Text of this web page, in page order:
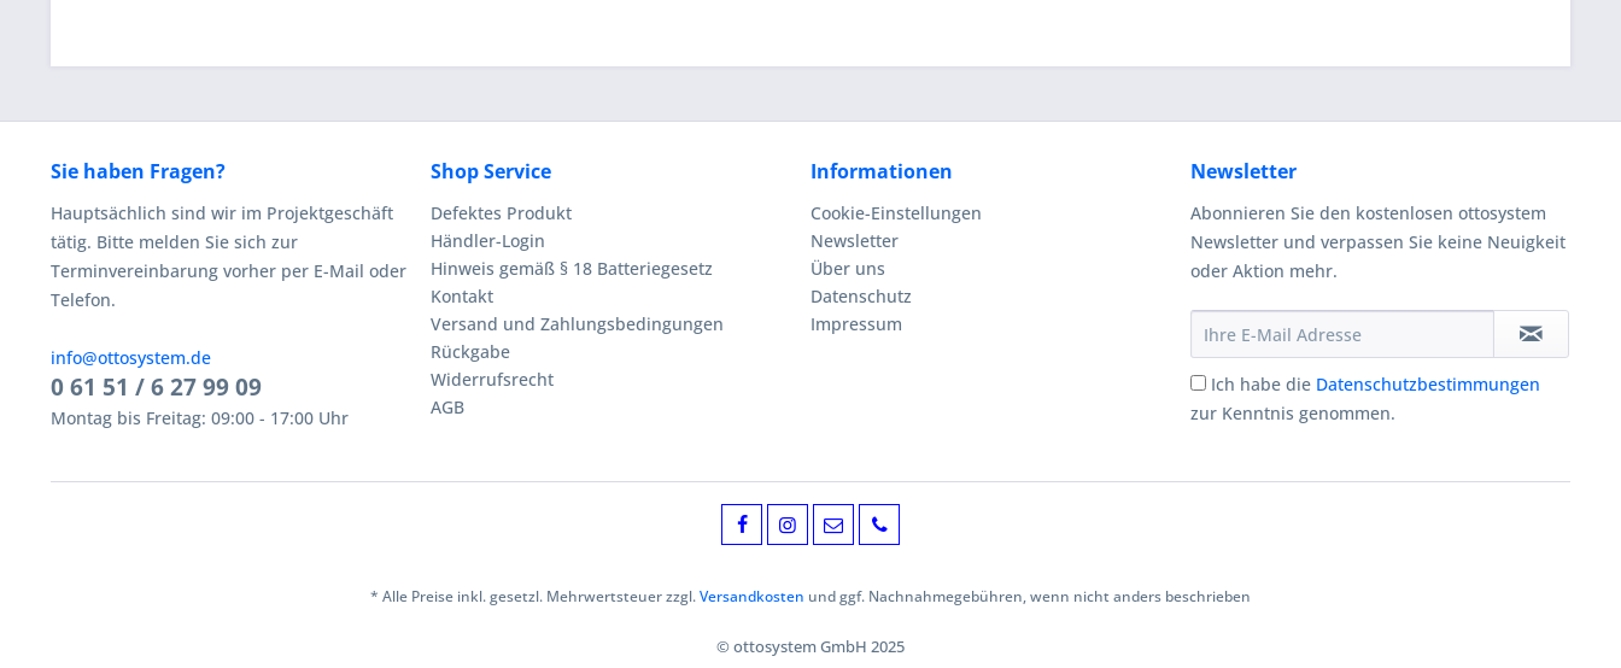
Sie haben Fragen?
Hauptsächlich sind wir im Projektgeschäft
tätig. Bitte melden Sie sich zur
Terminvereinbarung vorher per E-Mail oder
Telefon.
info@ottosystem.de
0 61 51 / 6 27 99 09
Montag bis Freitag: 09:00 - 17:00 Uhr
Shop Service
Defektes Produkt
Händler-Login
Hinweis gemäß § 18 Batteriegesetz
Kontakt
Versand und Zahlungsbedingungen
Rückgabe
Widerrufsrecht
AGB
Informationen
Cookie-Einstellungen
Newsletter
Über uns
Datenschutz
Impressum
Newsletter
Abonnieren Sie den kostenlosen ottosystem
Newsletter und verpassen Sie keine Neuigkeit
oder Aktion mehr.
Ich habe die Datenschutzbestimmungen
zur Kenntnis genommen.
* Alle Preise inkl. gesetzl. Mehrwertsteuer zzgl.Versandkosten und ggf. Nachnahmegebühren, wenn nicht anders beschrieben
© ottosystem GmbH 2025